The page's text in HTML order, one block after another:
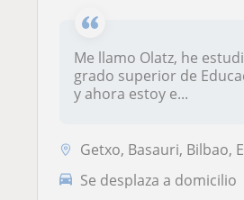
Me llamo Olatz, he
grado superior de
y ahora estoy e...
Getxo, Basauri, Bilbao, Etxebarri, Anteiglesia
Se desplaza a domicilio